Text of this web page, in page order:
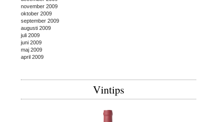
november 2009
oktober 2009
september 2009
augusti 2009
juli 2009
juni 2009
maj 2009
april 2009
Vintips